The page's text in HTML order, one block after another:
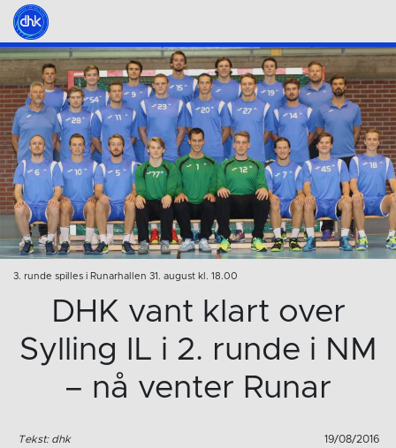
3. runde spilles i Runarhallen 31. august kl. 18.00
DHK vant klart over
Sylling IL i 2. runde i NM
– nå venter Runar
Tekst: dhk 19/08/2016